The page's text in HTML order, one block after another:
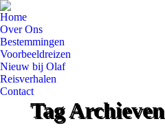
Home
Over Ons
Bestemmingen
Voorbeeldreizen
Nieuw bij Olaf
Reisverhalen
Contact
Tag Archieven